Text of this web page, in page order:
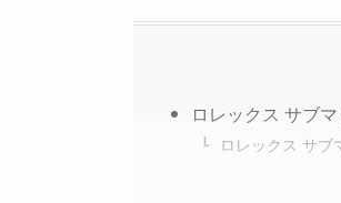
ロレックス サブ
ロレックス サブ